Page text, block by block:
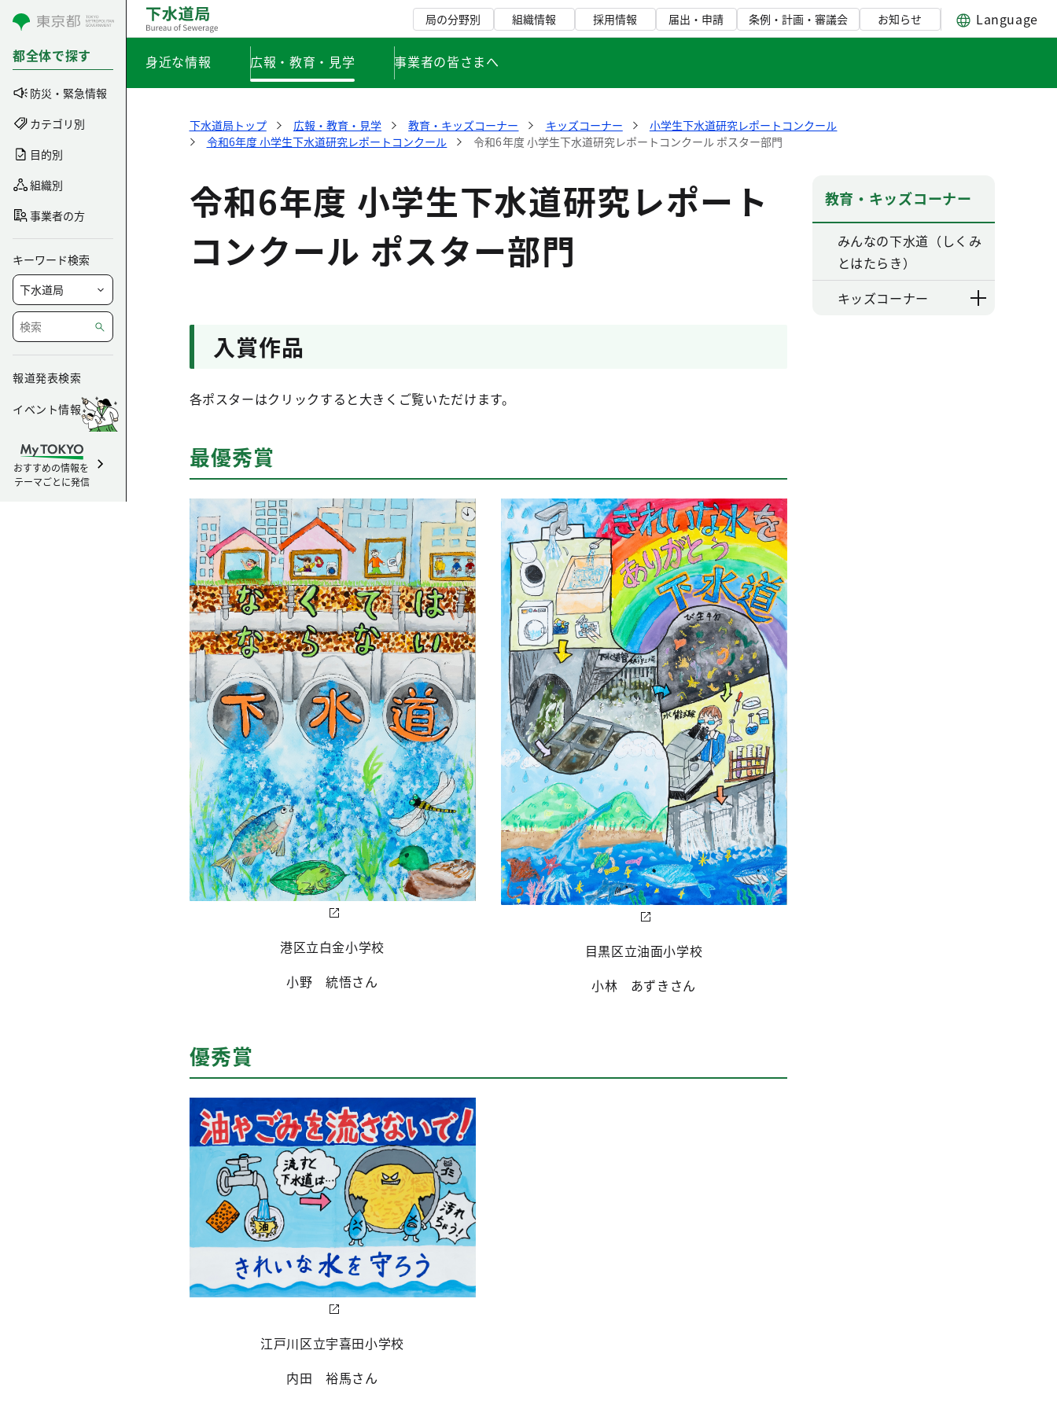
コンテンツにスキップ
都全体で探す
防災・緊急情報
カテゴリ別
目的別
組織別
事業者の方
キーワード検索
報道発表検索
イベント情報
おすすめの情報を
テーマごとに発信
局の分野別 組織情報 採用情報 届出・申請 条例・計画・審議会 お知らせ Language
身近な情報 広報・教育・見学 事業者の皆さまへ
下水道局トップ 広報・教育・見学 教育・キッズコーナー キッズコーナー
小学生下水道研究レポートコンクール
令和6年度 小学生下水道研究レポートコンクール
令和6年度 小学生下水道研究レポートコンクール ポスター部門
令和6年度 小学生下水道研究レポート
コンクール ポスター部門
入賞作品
各ポスターはクリックすると大きくご覧いただけます。
最優秀賞
港区立白金小学校
小野 統悟さん
目黒区立油面小学校
小林 あずきさん
優秀賞
江戸川区立宇喜田小学校
内田 裕馬さん
教育・キッズコーナー
みんなの下水道（しくみ
とはたらき）
キッズコーナー